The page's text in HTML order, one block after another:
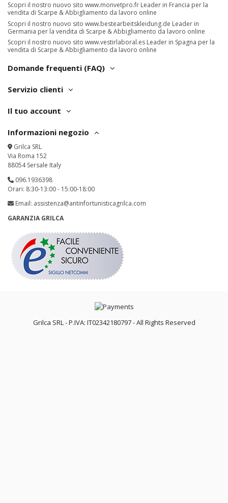
Scopri il nostro nuovo sito www.monvetpro.fr Leader in Francia per la
vendita di Scarpe & Abbigliamento da lavoro online
Scopri il nostro nuovo sito www.bestearbeitskleidung.de Leader in
Germania per la vendita di Scarpe & Abbigliamento da lavoro online
Scopri il nostro nuovo sito www.vestirlaboral.es Leader in Spagna per la
vendita di Scarpe & Abbigliamento da lavoro online
Domande frequenti (FAQ)
Servizio clienti
Il tuo account
Informazioni negozio
Grilca SRL
Via Roma 152
88054 Sersale Italy
096.1936398
Orari: 8:30-13:00 - 15:00-18:00
Email: assistenza@antinfortunisticagrilca.com
GARANZIA GRILCA
Grilca SRL - P.IVA: IT02342180797 - All Rights Reserved